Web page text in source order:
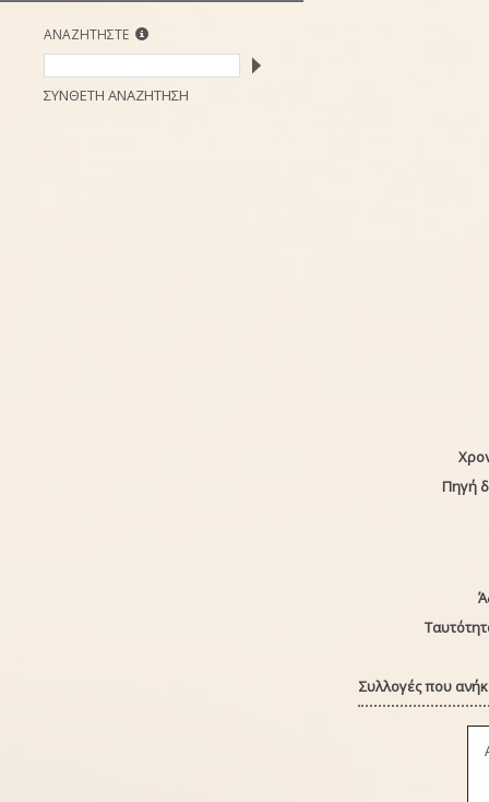
ΑΝΑΖΗΤΗΣΤΕ
ΣΥΝΘΕΤΗ ΑΝΑΖΗΤΗΣΗ
Πηγή
Συλλογές που